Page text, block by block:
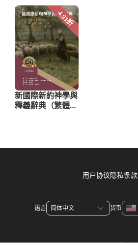
用户协议隐私条款
语言 货币